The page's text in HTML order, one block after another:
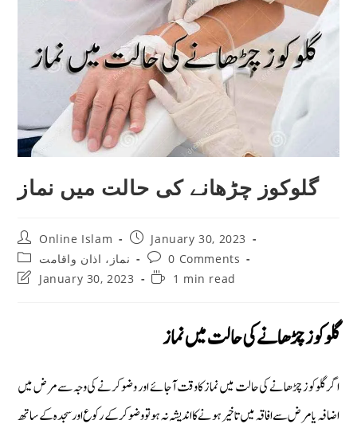
گلوکوز چڑھانے کی حالت میں نماز
Post
author:
Online Islam
Post
published:
January 30, 2023
Post
category:
نماز، اذان واقامت
Post
comments:
0 Comments
PostJanuary 30, 2023
Reading1 min read
گلوکوز چڑھانے کی حالت میں نماز
اگر گلوکوز چڑھانے کی حالت میں نماز کا وقت آجائے اور وضو کرنے کی وجہ سے مرض میں
اضافہ یامرض سے افاقہ میں تاخیر ہونے کااندیشہ نہ ہو تو وضو کرکے رکوع اور سجدہ کے ساتھ